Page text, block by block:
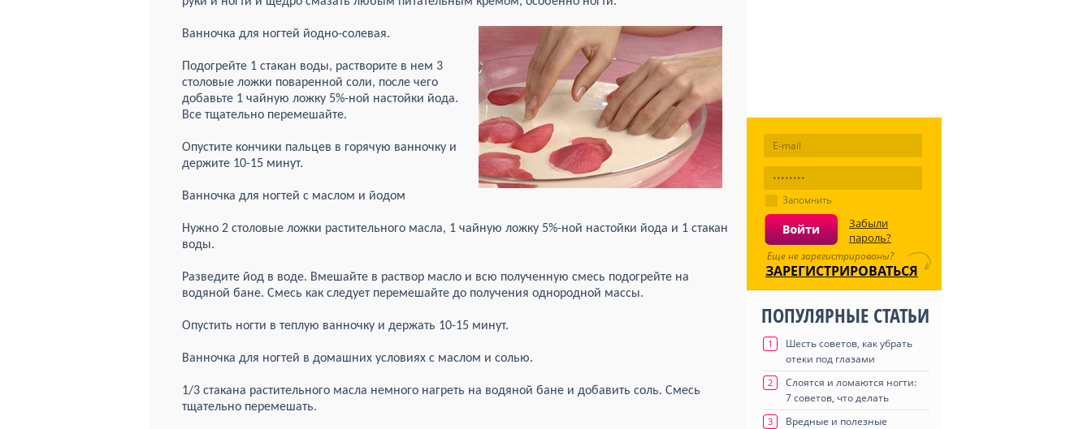
Ванночка для ногтей йодно-солевая.
Подогрейте 1 стакан воды, растворите в нем 3
столовые ложки поваренной соли, после чего
добавьте 1 чайную ложку 5%-ной настойки йода.
Все тщательно перемешайте.
Опустите кончики пальцев в горячую ванночку и
держите 10-15 минут.
Ванночка для ногтей с маслом и йодом
Нужно 2 столовые ложки растительного масла, 1 чайную ложку 5%-ной настойки йода и 1 стакан
воды.
Разведите йод в воде. Вмешайте в раствор масло и всю полученную смесь подогрейте на
водяной бане. Смесь как следует перемешайте до получения однородной массы.
Опустить ногти в теплую ванночку и держать 10-15 минут.
Ванночка для ногтей в домашних условиях с маслом и солью.
1/3 стакана растительного масла немного нагреть на водяной бане и добавить соль. Смесь
тщательно перемешать.
Запомнить
Забыли
пароль?
Еще не зарегистрированы?
ЗАРЕГИСТРИРОВАТЬСЯ
ПОПУЛЯРНЫЕ СТАТЬИ
1
Шесть советов, как убрать
отеки под глазами
2
Слоятся и ломаются ногти:
7 советов, что делать
3
Вредные и полезные